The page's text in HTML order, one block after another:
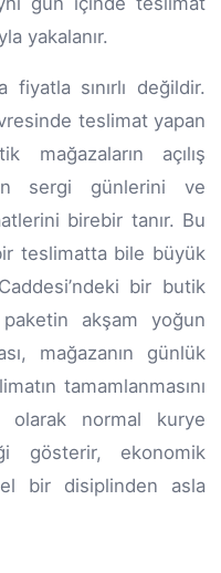
yakalanır.
fiyatla sınırlı değildir.
teslimat yapan
mağazaların açılış
sergi günlerini ve
birebir tanır. Bu
teslimatta bile büyük
bir butik
akşam yoğun
mağazanın günlük
tamamlanmasını
olarak normal kurye
gösterir, ekonomik
bir disiplinden asla